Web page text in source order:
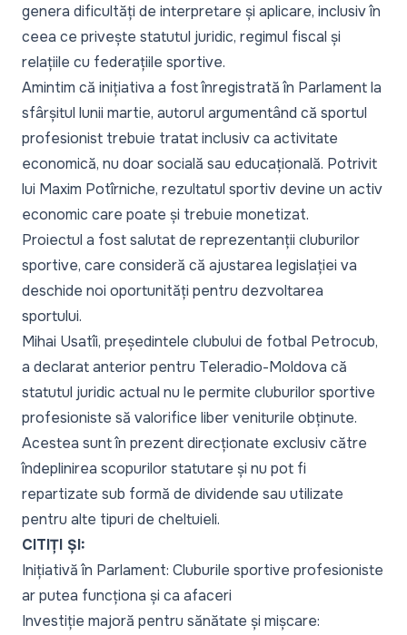
genera dificultăți de interpretare și aplicare, inclusiv în
ceea ce privește statutul juridic, regimul fiscal și
relațiile cu federațiile sportive.
Amintim că inițiativa a fost înregistrată în Parlament la
sfârșitul lunii martie, autorul argumentând că sportul
profesionist trebuie tratat inclusiv ca activitate
economică, nu doar socială sau educațională. Potrivit
lui Maxim Potîrniche, rezultatul sportiv devine un activ
economic care poate și trebuie monetizat.
Proiectul a fost salutat de reprezentanții cluburilor
sportive, care consideră că ajustarea legislației va
deschide noi oportunități pentru dezvoltarea
sportului.
Mihai Usatîi, președintele clubului de fotbal Petrocub,
a declarat anterior pentru Teleradio-Moldova că
statutul juridic actual nu le permite cluburilor sportive
profesioniste să valorifice liber veniturile obținute.
Acestea sunt în prezent direcționate exclusiv către
îndeplinirea scopurilor statutare și nu pot fi
repartizate sub formă de dividende sau utilizate
pentru alte tipuri de cheltuieli.
CITIȚI ȘI:
Inițiativă în Parlament: Cluburile sportive profesioniste
ar putea funcționa și ca afaceri
Investiție majoră pentru sănătate și mișcare: